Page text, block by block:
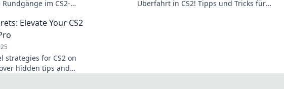
im CS2-
deine Freunde!
Überfahrt in CS2! Tipps und Tricks für
Elevate Your CS2
strategies for CS2 on
hidden tips and